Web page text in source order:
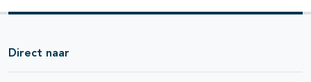
Direct naar